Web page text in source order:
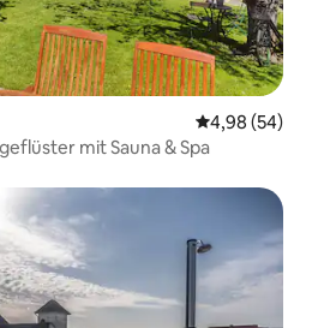
4,98 (54)
mit Sauna & Spa